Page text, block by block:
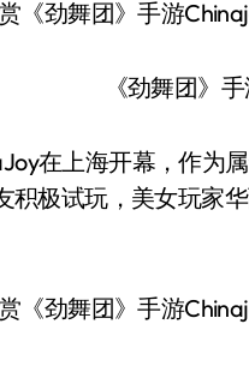
《劲舞团》手
在上海开幕，作为
积极试玩，美女玩家